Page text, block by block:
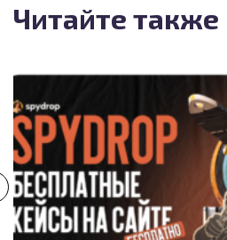
Читайте также